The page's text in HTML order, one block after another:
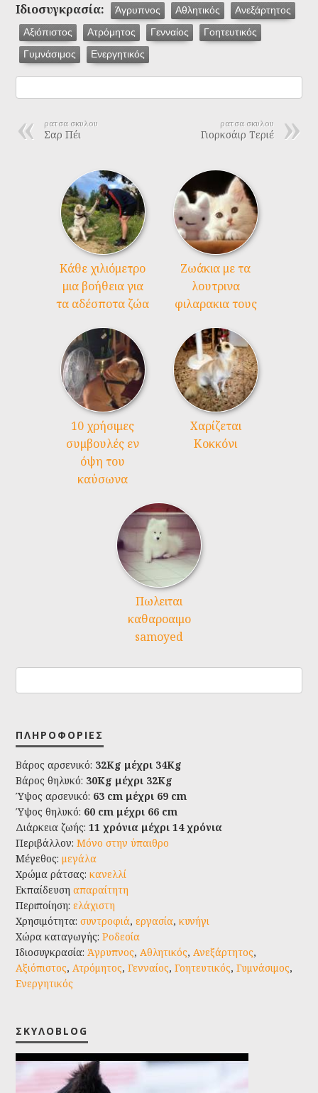
Ιδιοσυγκρασία: Άγρυπνος Αθλητικός Ανεξάρτητος
Αξιόπιστος Ατρόμητος Γενναίος Γοητευτικός
Γυμνάσιμος Ενεργητικός
ρατσα σκυλου
Γιορκσάιρ Τεριέ
ρατσα σκυλου
Σαρ Πέι
Kάθε χιλιόμετρο
μια βοήθεια για
τα αδέσποτα ζώα
Ζωάκια με τα
λουτρινα
φιλαρακια τους
10 χρήσιμες
συμβουλές εν
όψη του
καύσωνα
Χαρίζεται
Κοκκόνι
Πωλειται
καθαροαιμο
samoyed
ΠΛΗΡΟΦΟΡΊΕΣ
Βάρος αρσενικό: 32Kg μέχρι 34Kg
Βάρος θηλυκό: 30Kg μέχρι 32Kg
Ύψος αρσενικό: 63 cm μέχρι 69 cm
Ύψος θηλυκό: 60 cm μέχρι 66 cm
Διάρκεια ζωής:11 χρόνια μέχρι 14 χρόνια
Περιβάλλον:Μόνο στην ύπαιθρο
Μέγεθος:μεγάλα
Χρώμα ράτσας:κανελλί
Εκπαίδευση απαραίτητη
Περιποίηση:ελάχιστη
Χρησιμότητα:συντροφιά,εργασία,κυνήγι
Χώρα καταγωγής:Ροδεσία
Ιδιοσυγκρασία:Άγρυπνος,Αθλητικός,Ανεξάρτητος,
Αξιόπιστος,Ατρόμητος,Γενναίος,Γοητευτικός,Γυμνάσιμος,
Ενεργητικός
ΣΚΥΛΟBLOG